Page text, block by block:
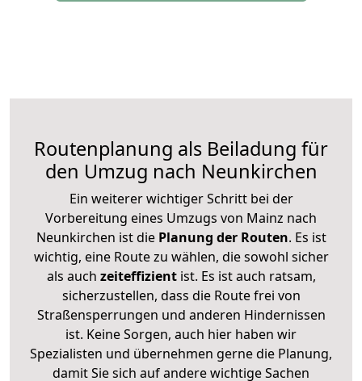
Routenplanung als Beiladung für
den Umzug nach Neunkirchen
Ein weiterer wichtiger Schritt bei der
Vorbereitung eines Umzugs von Mainz nach
Neunkirchen ist diePlanung der Routen. Es ist
wichtig, eine Route zu wählen, die sowohl sicher
als auch zeiteffizientist. Es ist auch ratsam,
sicherzustellen, dass die Route frei von
Straßensperrungen und anderen Hindernissen
ist. Keine Sorgen, auch hier haben wir
Spezialisten und übernehmen gerne die Planung,
damit Sie sich auf andere wichtige Sachen